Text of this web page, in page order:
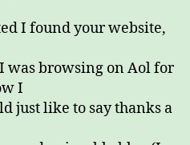
I found your website,
was browsing on Aol for
I
just like to say thanks a